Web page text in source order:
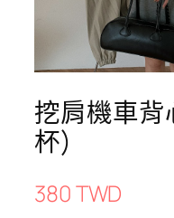
挖肩機車
杯)
380 TWD